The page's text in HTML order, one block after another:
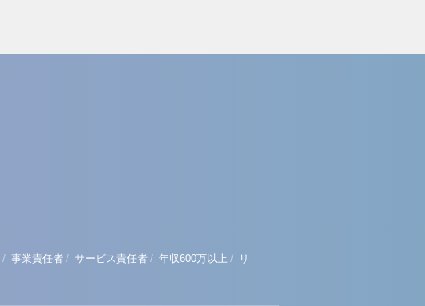
/ 事業責任者 / サービス責任者 / 年収600万以上 / リ